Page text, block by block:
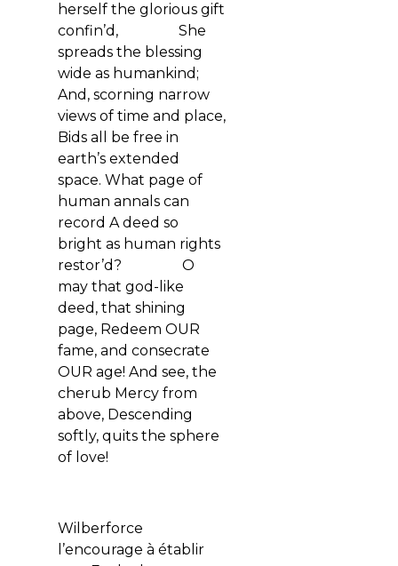
herself the glorious gift
confin’d, She
spreads the blessing
wide as humankind;
And, scorning narrow
views of time and place,
Bids all be free in
earth’s extended
space. What page of
human annals can
record A deed so
bright as human rights
restor’d? O
may that god-like
deed, that shining
page, Redeem OUR
fame, and consecrate
OUR age! And see, the
cherub Mercy from
above, Descending
softly, quits the sphere
of love!
Wilberforce
l’encourage à établir